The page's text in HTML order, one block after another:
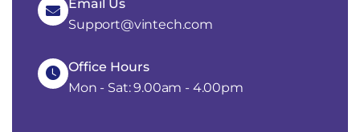
Email Us
Support@vintech.com
Office Hours
Mon - Sat: 9.00am - 4.00pm